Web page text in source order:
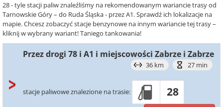
28 - tyle stacji paliw znaleźliśmy na rekomendowanym wariancie trasy od
Tarnowskie Góry – do Ruda Śląska - przez A1. Sprawdź ich lokalizacje na
mapie. Chcesz zobaczyć stacje benzynowe na innym wariancie tej trasy –
kliknij w wybrany wariant! Taniego tankowania!
Przez drogi 78 i A1 i miejscowości Zabrze i Zabrze
36 km 27 min
stacje paliwowe znalezione na trasie: 28